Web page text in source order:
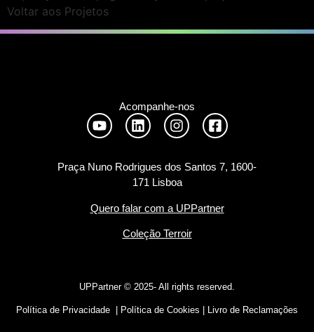
Voltar aos Projetos
Acompanhe-nos
Praça Nuno Rodrigues dos Santos 7, 1600-
171 Lisboa
Quero falar com a UPPartner
Coleção Terroir
UPPartner © 2025- All rights reserved.
Política de Privacidade Política de Cookies Livro de Reclamações